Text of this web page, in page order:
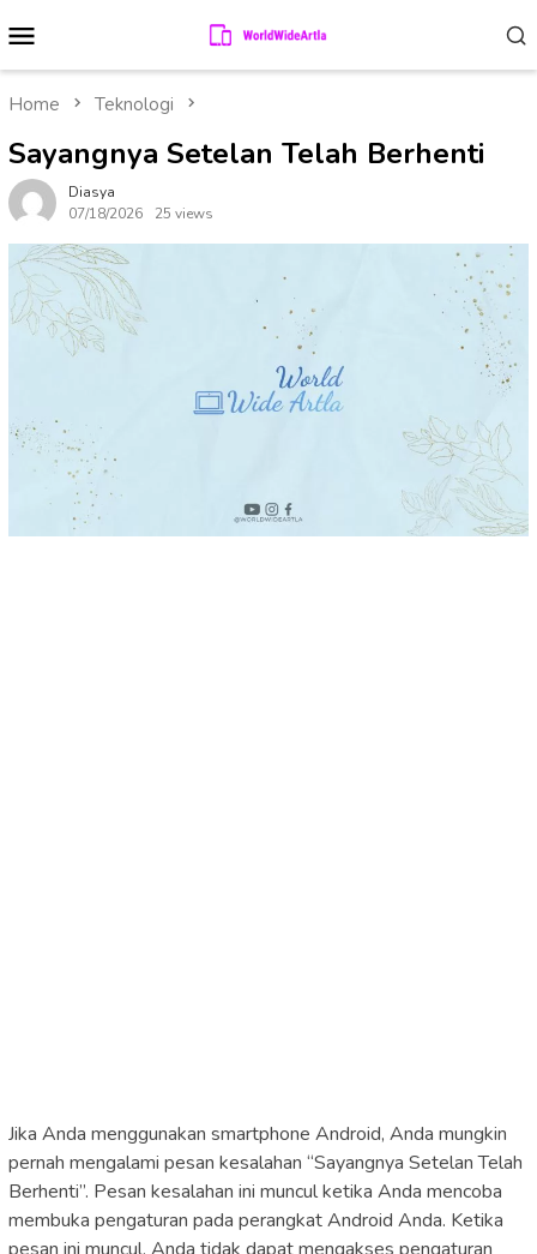
to
contentMenu
Home Teknologi
Sayangnya Setelan Telah Berhenti
Diasya
07/18/2026
25 views
Jika Anda menggunakan smartphone Android, Anda mungkin
pernah mengalami pesan kesalahan “Sayangnya Setelan Telah
Berhenti”. Pesan kesalahan ini muncul ketika Anda mencoba
membuka pengaturan pada perangkat Android Anda. Ketika